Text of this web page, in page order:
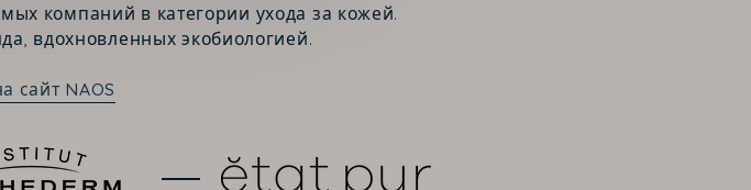
компаний в категории ухода за кожей.
вдохновленных экобиологией.
сайт NAOS